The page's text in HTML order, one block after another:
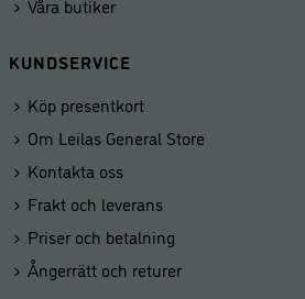
Våra butiker
KUNDSERVICE
Köp presentkort
Om Leilas General Store
Kontakta oss
Frakt och leverans
Priser och betalning
Ångerrätt och returer